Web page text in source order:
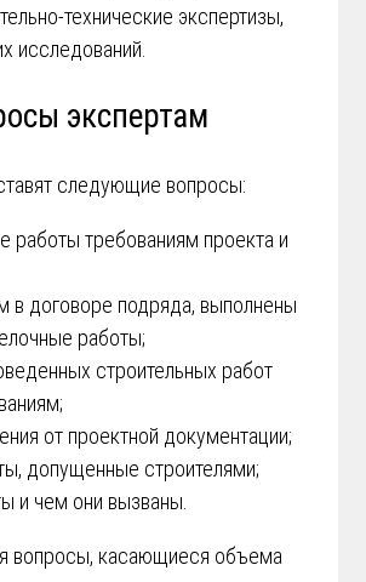
технические экспертизы,
исследований.
экспертам
следующие вопросы:
работы требованиям проекта и
в договоре подряда, выполнены
работы;
строительных работ
от проектной документации;
допущенные строителями;
и чем они вызваны.
вопросы, касающиеся объема